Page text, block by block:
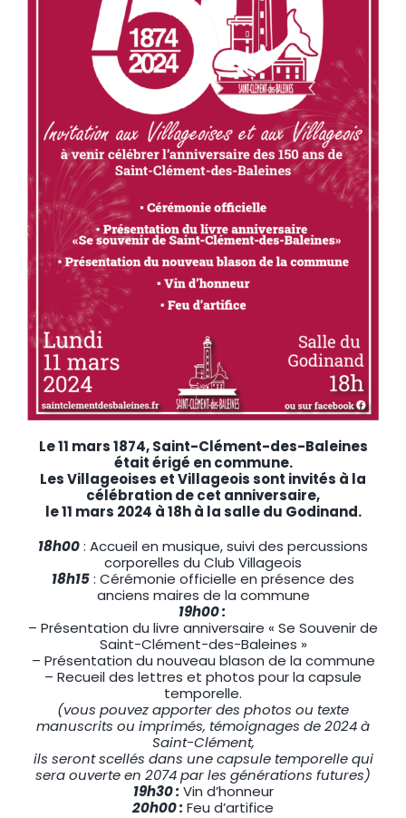
Le 11 mars 1874, Saint-Clément-des-Baleines
était érigé en commune.
Les Villageoises et Villageois sont invités à la
célébration de cet anniversaire,
le 11 mars 2024 à 18h à la salle du Godinand.
18h00: Accueil en musique, suivi des percussions
corporelles du Club Villageois
18h15: Cérémonie officielle en présence des
anciens maires de la commune
19h00 :
– Présentation du livre anniversaire « Se Souvenir de
Saint-Clément-des-Baleines »
– Présentation du nouveau blason de la commune
– Recueil des lettres et photos pour la capsule
temporelle.
(vous pouvez apporter des photos ou texte
manuscrits ou imprimés, témoignages de 2024 à
Saint-Clément,
ils seront scellés dans une capsule temporelle qui
sera ouverte en 2074 par les générations futures)
19h30 : Vin d’honneur
20h00 : Feu d’artifice